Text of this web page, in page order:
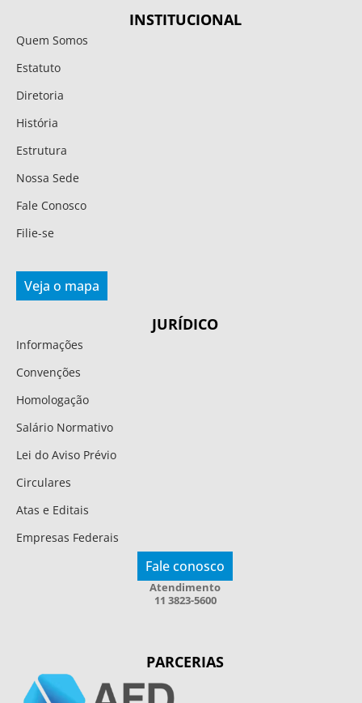
INSTITUCIONAL
Quem Somos
Estatuto
Diretoria
História
Estrutura
Nossa Sede
Fale Conosco
Filie-se
Veja o mapa
JURÍDICO
Informações
Convenções
Homologação
Salário Normativo
Lei do Aviso Prévio
Circulares
Atas e Editais
Empresas Federais
Fale conosco
Atendimento
11 3823-5600
PARCERIAS